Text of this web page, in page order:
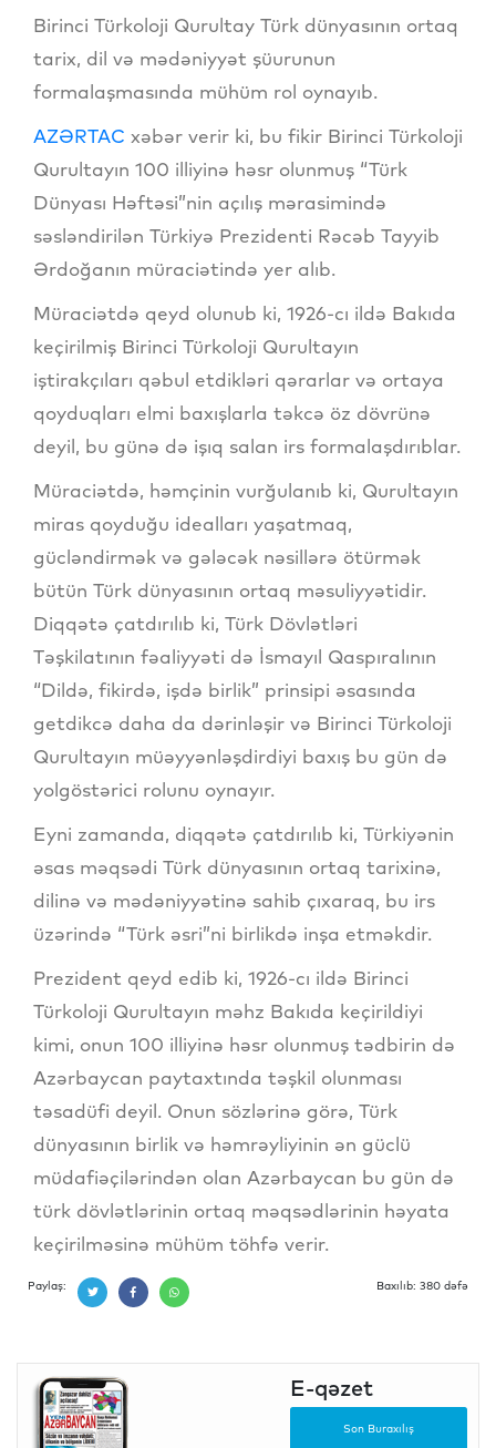
Birinci Türkoloji Qurultay Türk dünyasının ortaq
tarix, dil və mədəniyyət şüurunun
formalaşmasında mühüm rol oynayıb.
AZƏRTAC xəbər verir ki, bu fikir Birinci Türkoloji
Qurultayın 100 illiyinə həsr olunmuş “Türk
Dünyası Həftəsi”nin açılış mərasimində
səsləndirilən Türkiyə Prezidenti Rəcəb Tayyib
Ərdoğanın müraciətində yer alıb.
Müraciətdə qeyd olunub ki, 1926-cı ildə Bakıda
keçirilmiş Birinci Türkoloji Qurultayın
iştirakçıları qəbul etdikləri qərarlar və ortaya
qoyduqları elmi baxışlarla təkcə öz dövrünə
deyil, bu günə də işıq salan irs formalaşdırıblar.
Müraciətdə, həmçinin vurğulanıb ki, Qurultayın
miras qoyduğu idealları yaşatmaq,
gücləndirmək və gələcək nəsillərə ötürmək
bütün Türk dünyasının ortaq məsuliyyətidir.
Diqqətə çatdırılıb ki, Türk Dövlətləri
Təşkilatının fəaliyyəti də İsmayıl Qaspıralının
“Dildə, fikirdə, işdə birlik” prinsipi əsasında
getdikcə daha da dərinləşir və Birinci Türkoloji
Qurultayın müəyyənləşdirdiyi baxış bu gün də
yolgöstərici rolunu oynayır.
Eyni zamanda, diqqətə çatdırılıb ki, Türkiyənin
əsas məqsədi Türk dünyasının ortaq tarixinə,
dilinə və mədəniyyətinə sahib çıxaraq, bu irs
üzərində “Türk əsri”ni birlikdə inşa etməkdir.
Prezident qeyd edib ki, 1926-cı ildə Birinci
Türkoloji Qurultayın məhz Bakıda keçirildiyi
kimi, onun 100 illiyinə həsr olunmuş tədbirin də
Azərbaycan paytaxtında təşkil olunması
təsadüfi deyil. Onun sözlərinə görə, Türk
dünyasının birlik və həmrəyliyinin ən güclü
müdafiəçilərindən olan Azərbaycan bu gün də
türk dövlətlərinin ortaq məqsədlərinin həyata
keçirilməsinə mühüm töhfə verir.
Paylaş: Baxılıb: 380 dəfə
E-qəzet
Son Buraxılış